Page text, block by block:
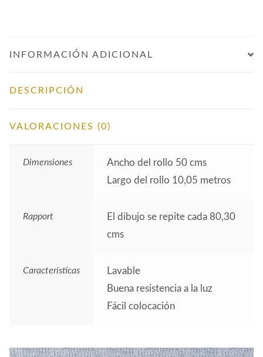
INFORMACIÓN ADICIONAL
DESCRIPCIÓN
VALORACIONES (0)
Dimensiones
Ancho del rollo 50 cms
Largo del rollo 10,05 metros
Rapport
El dibujo se repite cada 80,30
cms
Características
Lavable
Buena resistencia a la luz
Fácil colocación